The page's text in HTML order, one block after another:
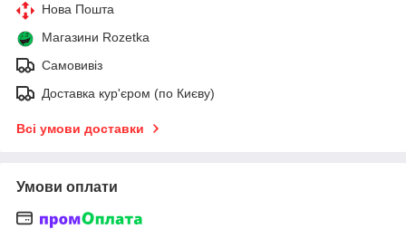
Нова Пошта
Магазини Rozetka
Самовивіз
Доставка кур'єром (по Києву)
Всі умови доставки
Умови оплати